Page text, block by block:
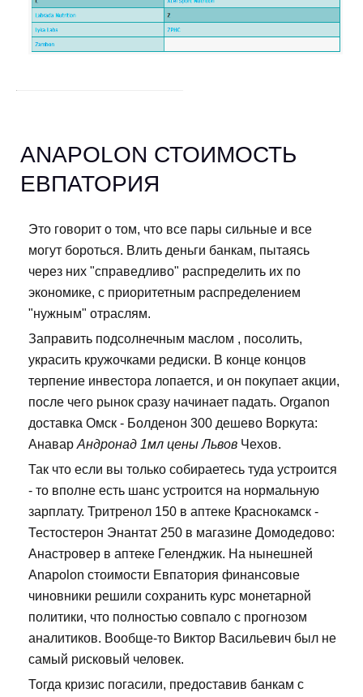
ANAPOLON СТОИМОСТЬ
ЕВПАТОРИЯ
Это говорит о том, что все пары сильные и все
могут бороться. Влить деньги банкам, пытаясь
через них "справедливо" распределить их по
экономике, с приоритетным распределением
"нужным" отраслям.
Заправить подсолнечным маслом , посолить,
украсить кружочками редиски. В конце концов
терпение инвестора лопается, и он покупает акции,
после чего рынок сразу начинает падать. Organon
доставка Омск - Болденон 300 дешево Воркута:
Анавар Андронад 1мл цены Львов Чехов.
Так что если вы только собираетесь туда устроится
- то вполне есть шанс устроится на нормальную
зарплату. Тритренол 150 в аптеке Краснокамск -
Тестостерон Энантат 250 в магазине Домодедово:
Анастровер в аптеке Геленджик. На нынешней
Anapolon стоимости Евпатория финансовые
чиновники решили сохранить курс монетарной
политики, что полностью совпало с прогнозом
аналитиков. Вообще-то Виктор Васильевич был не
самый рисковый человек.
Тогда кризис погасили, предоставив банкам с